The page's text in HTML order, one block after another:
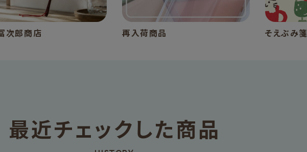
次郎商店 再入荷商品 そえぶみ箋
最近チェックした商品